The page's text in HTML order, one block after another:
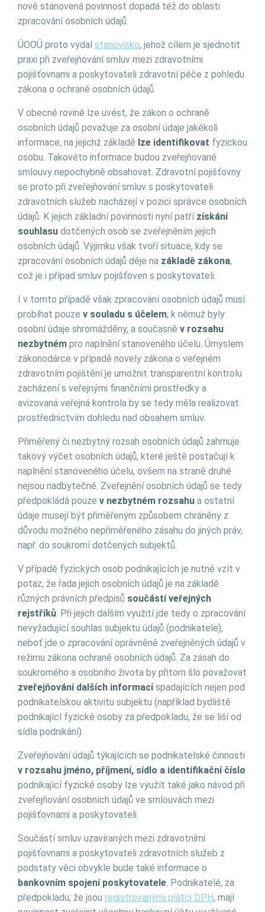
nově stanovená povinnost dopadá též do oblasti
zpracování osobních údajů.
ÚOOÚ proto vydal stanovisko, jehož cílem je sjednotit
praxi při zveřejňování smluv mezi zdravotními
pojišťovnami a poskytovateli zdravotní péče z pohledu
zákona o ochraně osobních údajů.
V obecné rovině lze uvést, že zákon o ochraně
osobních údajů považuje za osobní údaje jakékoli
informace, na jejichž základě lze identifikovat fyzickou
osobu. Takovéto informace budou zveřejňované
smlouvy nepochybně obsahovat. Zdravotní pojišťovny
se proto při zveřejňování smluv s poskytovateli
zdravotních služeb nacházejí v pozici správce osobních
údajů. K jejich základní povinnosti nyní patří získání
souhlasu dotčených osob se zveřejněním jejich
osobních údajů. Výjimku však tvoří situace, kdy se
zpracování osobních údajů děje na základě zákona,
což je i případ smluv pojišťoven s poskytovateli.
I v tomto případě však zpracování osobních údajů musí
probíhat pouze v souladu s účelem, k němuž byly
osobní údaje shromážděny, a současně v rozsahu
nezbytném pro naplnění stanoveného účelu. Úmyslem
zákonodárce v případě novely zákona o veřejném
zdravotním pojištění je umožnit transparentní kontrolu
zacházení s veřejnými finančními prostředky a
avizovaná veřejná kontrola by se tedy měla realizovat
prostřednictvím dohledu nad obsahem smluv.
Přiměřený či nezbytný rozsah osobních údajů zahrnuje
takový výčet osobních údajů, které ještě postačují k
naplnění stanoveného účelu, ovšem na straně druhé
nejsou nadbytečné. Zveřejnění osobních údajů se tedy
předpokládá pouze v nezbytném rozsahu a ostatní
údaje musejí být přiměřeným způsobem chráněny z
důvodu možného nepřiměřeného zásahu do jiných práv,
např. do soukromí dotčených subjektů.
V případě fyzických osob podnikajících je nutné vzít v
potaz, že řada jejich osobních údajů je na základě
různých právních předpisů součástí veřejných
rejstříků. Při jejich dalším využití jde tedy o zpracování
nevyžadující souhlas subjektu údajů (podnikatele),
neboť jde o zpracování oprávněně zveřejněných údajů v
režimu zákona ochraně osobních údajů. Za zásah do
soukromého a osobního života by přitom šlo považovat
zveřejňování dalších informacíspadajících nejen pod
podnikatelskou aktivitu subjektu (například bydliště
podnikající fyzické osoby za předpokladu, že se liší od
sídla podnikání).
Zveřejňování údajů týkajících se podnikatelské činnosti
v rozsahu jméno, příjmení, sídlo a identifikační číslo
podnikající fyzické osoby lze využít také jako návod při
zveřejňování osobních údajů ve smlouvách mezi
pojišťovnami a poskytovateli.
Součástí smluv uzavíraných mezi zdravotními
pojišťovnami a poskytovateli zdravotních služeb z
podstaty věci obvykle bude také informace o
bankovním spojení poskytovatele. Podnikatelé, za
předpokladu, že jsou registrovanými plátci DPH, mají